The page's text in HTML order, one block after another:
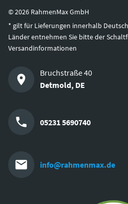
©2026 RahmenMax GmbH
* gilt für Lieferungen innerhalb
Länder entnehmen Sie bitte der
Versandinformationen
Bruchstraße 40
Detmold, DE
05231 5690740
info@rahmenmax.de